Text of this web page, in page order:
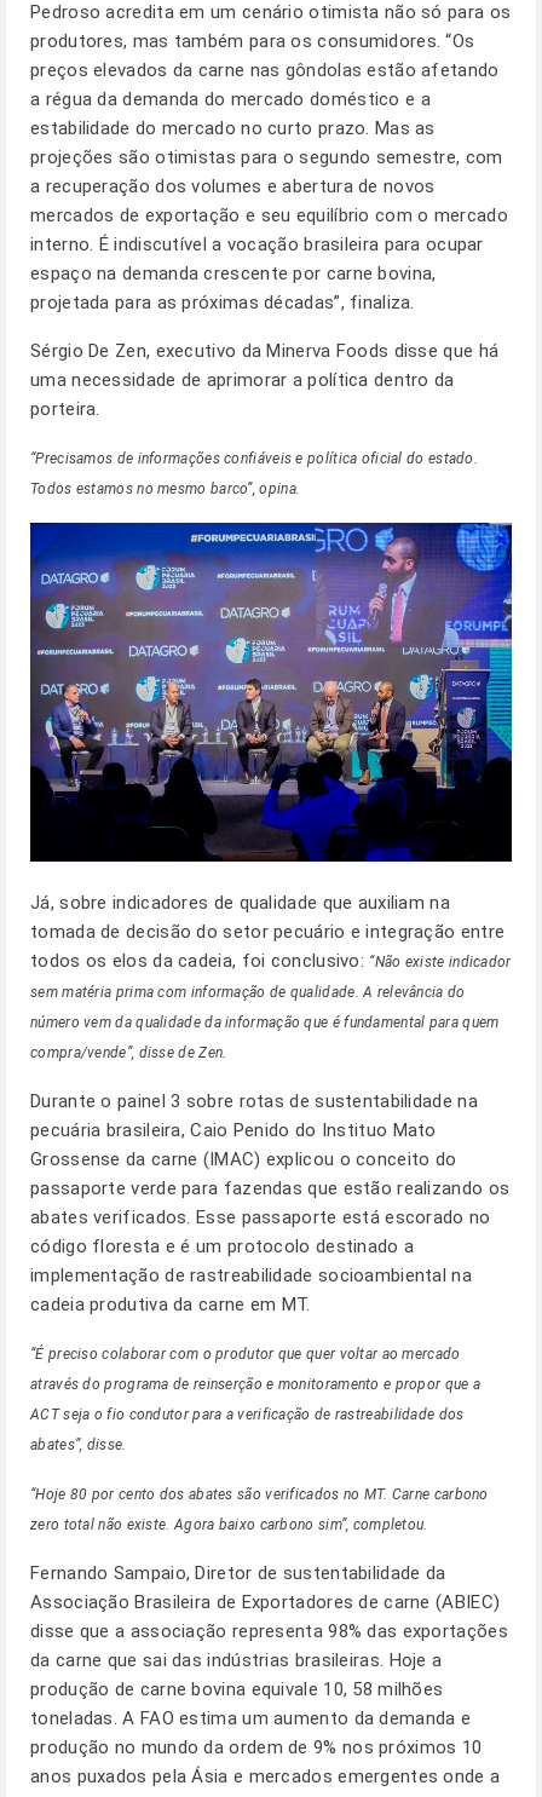
Pedroso acredita em um cenário otimista não só para os
produtores, mas também para os consumidores. “Os
preços elevados da carne nas gôndolas estão afetando
a régua da demanda do mercado doméstico e a
estabilidade do mercado no curto prazo. Mas as
projeções são otimistas para o segundo semestre, com
a recuperação dos volumes e abertura de novos
mercados de exportação e seu equilíbrio com o mercado
interno. É indiscutível a vocação brasileira para ocupar
espaço na demanda crescente por carne bovina,
projetada para as próximas décadas”, finaliza.
Sérgio De Zen, executivo da Minerva Foods disse que há
uma necessidade de aprimorar a política dentro da
porteira.
“Precisamos de informações confiáveis e política oficial do estado.
Todos estamos no mesmo barco”, opina.
Já, sobre indicadores de qualidade que auxiliam na
tomada de decisão do setor pecuário e integração entre
todos os elos da cadeia, foi conclusivo: “Não existe indicador
sem matéria prima com informação de qualidade. A relevância do
número vem da qualidade da informação que é fundamental para quem
compra/vende”, disse de Zen.
Durante o painel 3 sobre rotas de sustentabilidade na
pecuária brasileira, Caio Penido do Instituo Mato
Grossense da carne (IMAC) explicou o conceito do
passaporte verde para fazendas que estão realizando os
abates verificados. Esse passaporte está escorado no
código floresta e é um protocolo destinado a
implementação de rastreabilidade socioambiental na
cadeia produtiva da carne em MT.
“É preciso colaborar com o produtor que quer voltar ao mercado
através do programa de reinserção e monitoramento e propor que a
ACT seja o fio condutor para a verificação de rastreabilidade dos
abates”, disse.
“Hoje 80 por cento dos abates são verificados no MT. Carne carbono
zero total não existe. Agora baixo carbono sim”, completou.
Fernando Sampaio, Diretor de sustentabilidade da
Associação Brasileira de Exportadores de carne (ABIEC)
disse que a associação representa 98% das exportações
da carne que sai das indústrias brasileiras. Hoje a
produção de carne bovina equivale 10, 58 milhões
toneladas. A FAO estima um aumento da demanda e
produção no mundo da ordem de 9% nos próximos 10
anos puxados pela Ásia e mercados emergentes onde a